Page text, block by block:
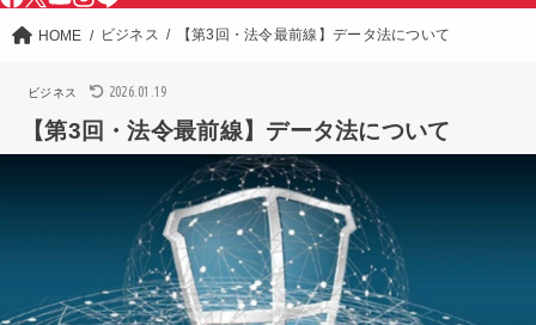
HOME ビジネス 【第3回・法令最前線】データ法について
ビジネス 2026.01.19
【第3回・法令最前線】データ法について